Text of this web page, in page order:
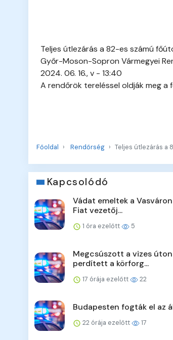
Teljes útlezárás a 82-es számú
Győr-Moson-Sopron Vármegyei
2024. 06. 16., v - 13:40
A rendőrök tereléssel oldják meg a
Főoldal Rendőrség Teljes útlezárás a
Kapcsolódó
Vádat emeltek a
Fiat vezetőj...
1 óra ezelőtt 5
Megcsúszott a vizes
perdített a körforg...
17 órája ezelőtt 22
Budapesten fogták el az
22 órája ezelőtt 17